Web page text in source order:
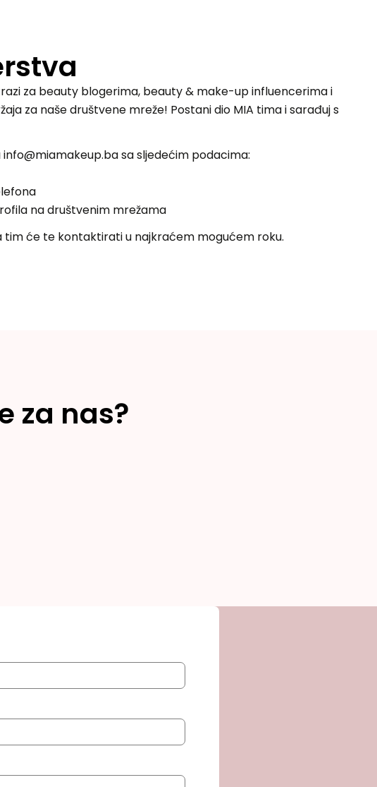
za beauty blogerima, beauty & make-up influencerima i
za naše društvene mreže! Postani dio MIA tima i sarađuj s
info@miamakeup.ba sa sljedećim podacima:
na društvenim mrežama
tim će te kontaktirati u najkraćem mogućem roku.
za nas?